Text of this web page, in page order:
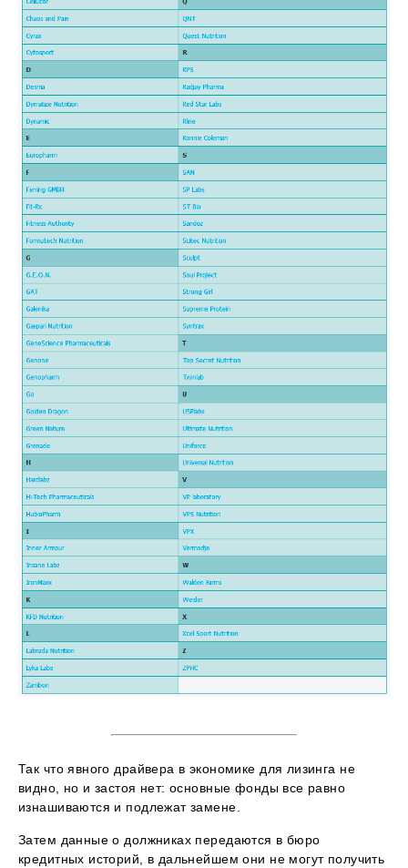
Так что явного драйвера в экономике для лизинга не
видно, но и застоя нет: основные фонды все равно
изнашиваются и подлежат замене.
Затем данные о должниках передаются в бюро
кредитных историй, в дальнейшем они не могут получить